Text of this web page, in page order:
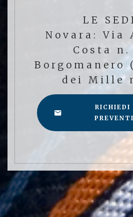
LE
Novara: Via
Costa n.
Borgomanero
dei Mille
RICHIEDI